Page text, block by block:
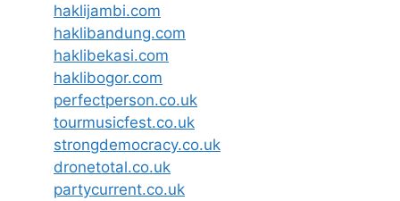
haklijambi.com
haklibandung.com
haklibekasi.com
haklibogor.com
perfectperson.co.uk
tourmusicfest.co.uk
strongdemocracy.co.uk
dronetotal.co.uk
partycurrent.co.uk